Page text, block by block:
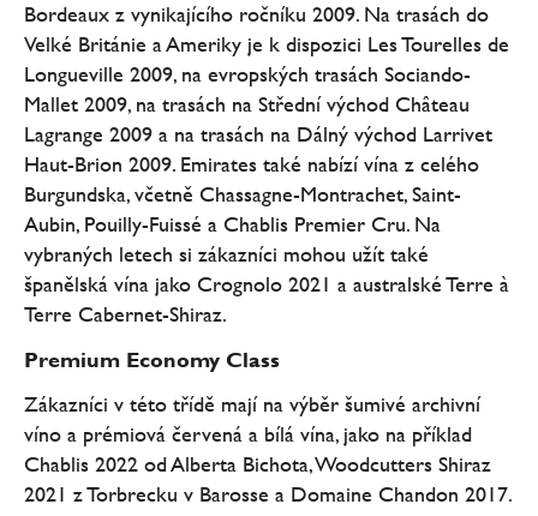
Bordeaux z vynikajícího ročníku 2009. Na trasách do
Velké Británie a Ameriky je k dispozici Les Tourelles de
Longueville 2009, na evropských trasách Sociando-
Mallet 2009, na trasách na Střední východ Château
Lagrange 2009 a na trasách na Dálný východ Larrivet
Haut-Brion 2009. Emirates také nabízí vína z celého
Burgundska, včetně Chassagne-Montrachet, Saint-
Aubin, Pouilly-Fuissé a Chablis Premier Cru. Na
vybraných letech si zákazníci mohou užít také
španělská vína jako Crognolo 2021 a australské Terre à
Terre Cabernet-Shiraz.
Premium Economy Class
Zákazníci v této třídě mají na výběr šumivé archivní
víno a prémiová červená a bílá vína, jako na příklad
Chablis 2022 od Alberta Bichota, Woodcutters Shiraz
2021 z Torbrecku v Barosse a Domaine Chandon 2017.